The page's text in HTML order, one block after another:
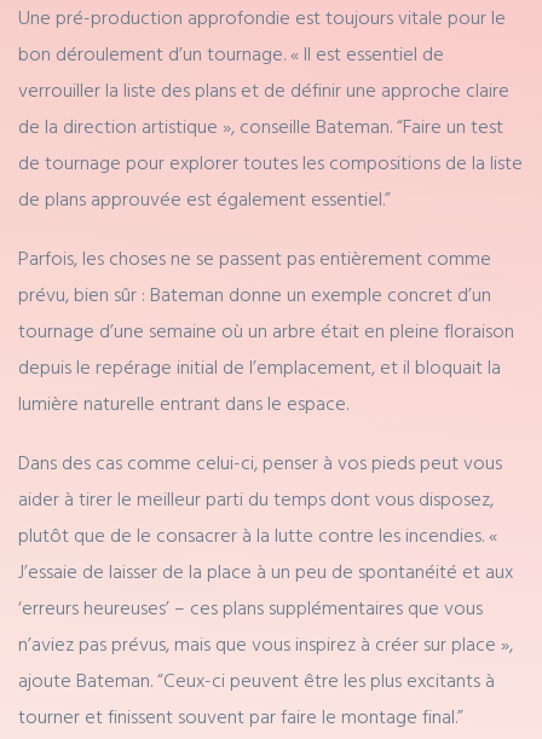
Une pré-production approfondie est toujours vitale pour le
bon déroulement d’un tournage. « Il est essentiel de
verrouiller la liste des plans et de définir une approche claire
de la direction artistique », conseille Bateman. “Faire un test
de tournage pour explorer toutes les compositions de la liste
de plans approuvée est également essentiel.”
Parfois, les choses ne se passent pas entièrement comme
prévu, bien sûr : Bateman donne un exemple concret d’un
tournage d’une semaine où un arbre était en pleine floraison
depuis le repérage initial de l’emplacement, et il bloquait la
lumière naturelle entrant dans le espace.
Dans des cas comme celui-ci, penser à vos pieds peut vous
aider à tirer le meilleur parti du temps dont vous disposez,
plutôt que de le consacrer à la lutte contre les incendies. «
J’essaie de laisser de la place à un peu de spontanéité et aux
‘erreurs heureuses’ – ces plans supplémentaires que vous
n’aviez pas prévus, mais que vous inspirez à créer sur place »,
ajoute Bateman. “Ceux-ci peuvent être les plus excitants à
tourner et finissent souvent par faire le montage final.”